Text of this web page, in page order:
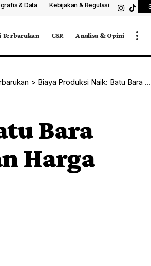
& Data Kebijakan & Regulasi
Terbarukan CSR Analisa & Opini
> Biaya Produksi Naik: Batu Bara DMO Diminta Sesuaikan Harga Pasar
Bara
Harga